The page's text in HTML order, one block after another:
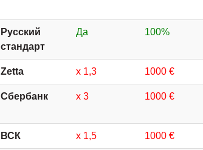
Русский
стандарт
Да 100%
Zetta х 1,3 1000 €
Сбербанк х 3 1000 €
ВСК х 1,5 1000 €